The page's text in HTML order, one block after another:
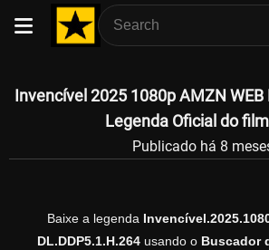
Invencível 2025 1080p AMZN WEB
Legenda Oficial do
Publicado há 8
Baixe a legenda
DL.DDP5.1.H.264 usando o Buscador